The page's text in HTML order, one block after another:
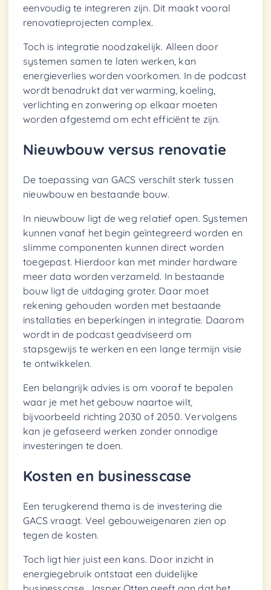
eenvoudig te integreren zijn. Dit maakt vooral
renovatieprojecten complex.
Toch is integratie noodzakelijk. Alleen door
systemen samen te laten werken, kan
energieverlies worden voorkomen. In de podcast
wordt benadrukt dat verwarming, koeling,
verlichting en zonwering op elkaar moeten
worden afgestemd om echt efficiënt te zijn.
Nieuwbouw versus renovatie
De toepassing van GACS verschilt sterk tussen
nieuwbouw en bestaande bouw.
In nieuwbouw ligt de weg relatief open. Systemen
kunnen vanaf het begin geïntegreerd worden en
slimme componenten kunnen direct worden
toegepast. Hierdoor kan met minder hardware
meer data worden verzameld. In bestaande
bouw ligt de uitdaging groter. Daar moet
rekening gehouden worden met bestaande
installaties en beperkingen in integratie. Daarom
wordt in de podcast geadviseerd om
stapsgewijs te werken en een lange termijn visie
te ontwikkelen.
Een belangrijk advies is om vooraf te bepalen
waar je met het gebouw naartoe wilt,
bijvoorbeeld richting 2030 of 2050. Vervolgens
kan je gefaseerd werken zonder onnodige
investeringen te doen.
Kosten en businesscase
Een terugkerend thema is de investering die
GACS vraagt. Veel gebouweigenaren zien op
tegen de kosten.
Toch ligt hier juist een kans. Door inzicht in
energiegebruik ontstaat een duidelijke